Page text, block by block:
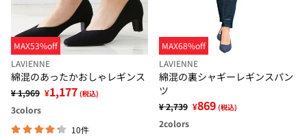
MAX53%off
LAVIENNE
綿混のあったかおしゃレギンス
¥ 1,969 ¥1,177 (税込)
3colors
10件
MAX68%off
LAVIENNE
綿混の裏シャギーレギンスパン
ツ
¥ 2,739 ¥869 (税込)
2colors